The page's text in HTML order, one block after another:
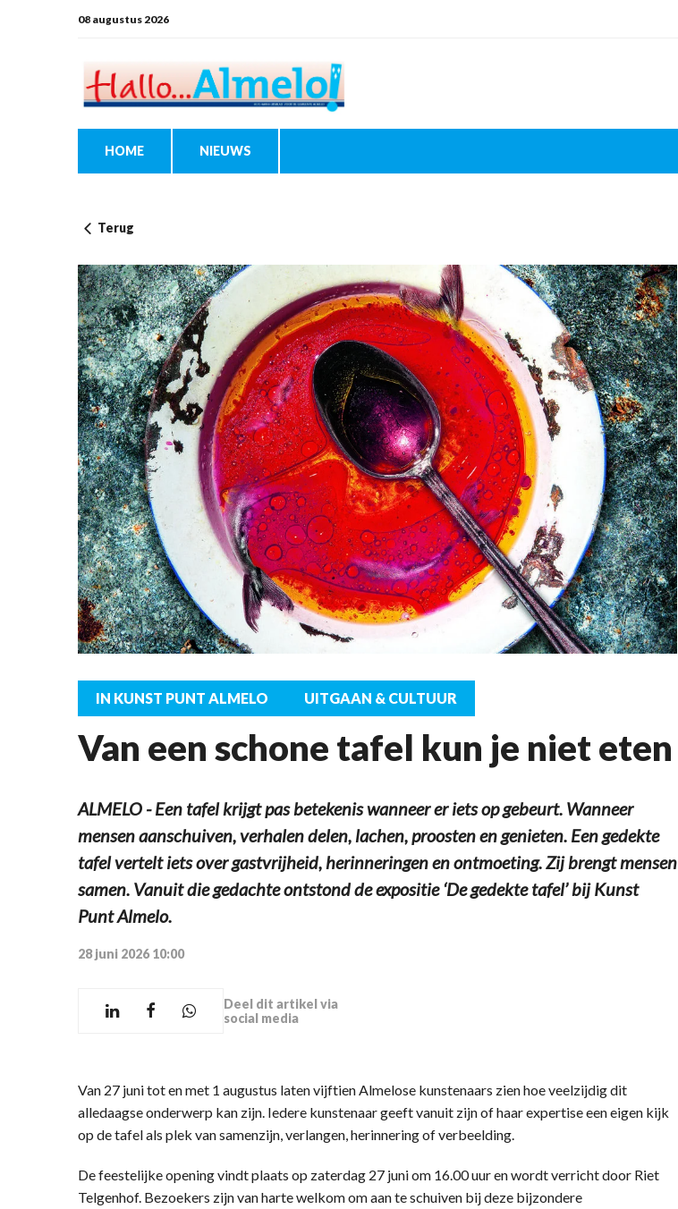
08 augustus 2026
HOME NIEUWS
Terug
IN KUNST PUNT ALMELO UITGAAN & CULTUUR
Van een schone tafel kun je niet eten
ALMELO - Een tafel krijgt pas betekenis wanneer er iets op gebeurt. Wanneer
mensen aanschuiven, verhalen delen, lachen, proosten en genieten. Een gedekte
tafel vertelt iets over gastvrijheid, herinneringen en ontmoeting. Zij brengt mensen
samen. Vanuit die gedachte ontstond de expositie ‘De gedekte tafel’ bij Kunst
Punt Almelo.
28 juni 2026 10:00
Deel dit artikel via
social media
Van 27 juni tot en met 1 augustus laten vijftien Almelose kunstenaars zien hoe veelzijdig dit
alledaagse onderwerp kan zijn. Iedere kunstenaar geeft vanuit zijn of haar expertise een eigen kijk
op de tafel als plek van samenzijn, verlangen, herinnering of verbeelding.
De feestelijke opening vindt plaats op zaterdag 27 juni om 16.00 uur en wordt verricht door Riet
Telgenhof. Bezoekers zijn van harte welkom om aan te schuiven bij deze bijzondere